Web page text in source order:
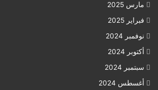
مارس 2025
فبراير 2025
نوفمبر 2024
أكتوبر 2024
سبتمبر 2024
أغسطس 2024